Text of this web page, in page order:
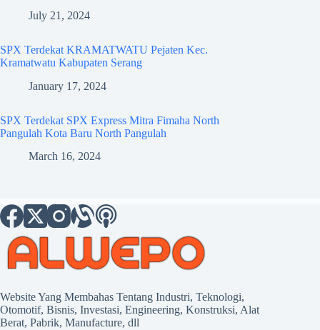
July 21, 2024
SPX Terdekat KRAMATWATU Pejaten Kec.
Kramatwatu Kabupaten Serang
January 17, 2024
SPX Terdekat SPX Express Mitra Fimaha North
Pangulah Kota Baru North Pangulah
March 16, 2024
Website Yang Membahas Tentang Industri, Teknologi,
Otomotif, Bisnis, Investasi, Engineering, Konstruksi, Alat
Berat, Pabrik, Manufacture, dll